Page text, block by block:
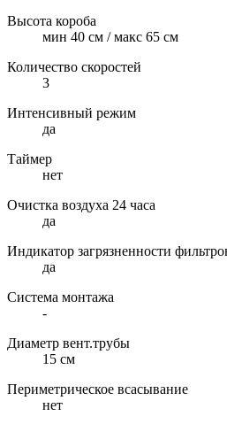
Высота короба
мин 40 см / макс 65 см
Количество скоростей
3
Интенсивный режим
да
Таймер
нет
Очистка воздуха 24 часа
да
Индикатор загрязненности
да
Система монтажа
-
Диаметр вент.трубы
15 см
Периметрическое всасывание
нет